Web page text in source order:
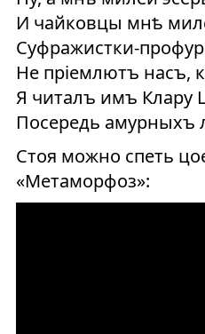
И чайковцы мнѣ
Суфражистки-
Не пріемлютъ насъ,
Я читалъ имъ Клару
Посередь амурныхъ
Стоя можно спеть
«Метаморфоз»: